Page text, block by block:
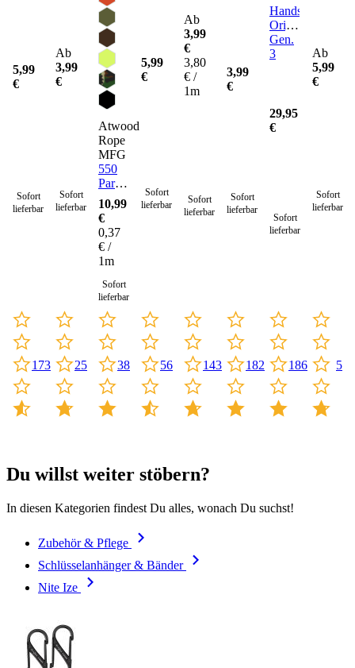
5,99
€
Sofort
lieferbar
173
Ab
3,99
€
Sofort
lieferbar
25
Atwood
Rope
MFG
550
Paracord
Seil 4
mm -
30
Meter
10,99
€
0,37
€ /
1m
Sofort
lieferbar
38
5,99
€
Sofort
lieferbar
56
Ab
3,99
€
3,80
€ /
1m
Sofort
lieferbar
143
3,99
€
Sofort
lieferbar
182
Handschuhe
Original
Gen.
3
29,95
€
Sofort
lieferbar
186
Ab
5,99
€
Sofort
lieferbar
5
Du willst weiter stöbern?
In diesen Kategorien findest Du alles, wonach Du suchst!
Zubehör & Pflege
Schlüsselanhänger & Bänder
Nite Ize